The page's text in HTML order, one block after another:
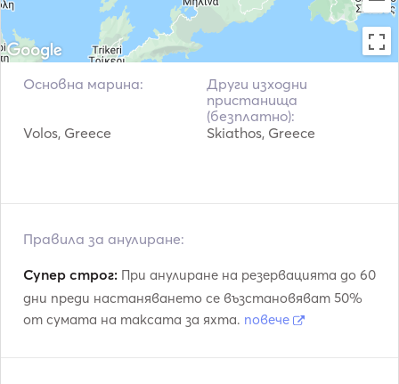
Основна марина:
Volos, Greece
Други изходни
пристанища
(безплатно):
Skiathos, Greece
Правила за анулиране:
Супер строг: При анулиране на резервацията до 60
дни преди настаняването се възстановяват 50%
от сумата на таксата за яхта. повече